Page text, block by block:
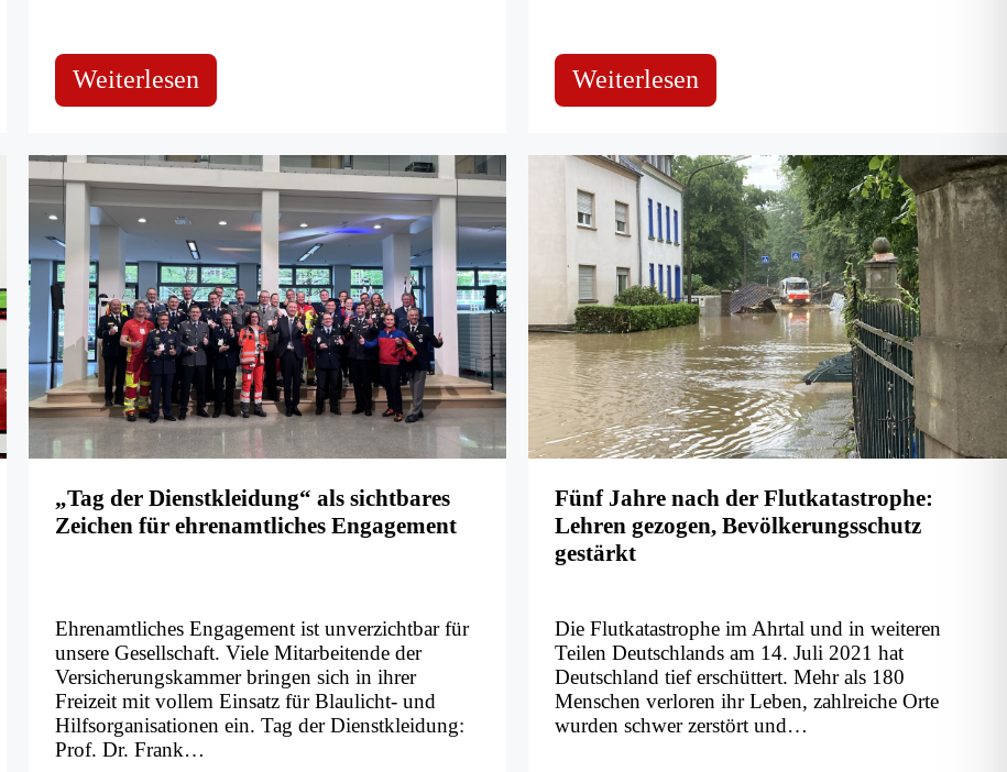
Weiterlesen:
Mehr
nur
Einsätze
Weiterlesen
Standortanalyse-
Geodaten
revolutionieren
Standortplanung
der
Freiwilligen
Feuerwehren
„Tag der Dienstkleidung“ als sichtbares
Zeichen für ehrenamtliches Engagement
Ehrenamtliches Engagement ist unverzichtbar für
unsere Gesellschaft. Viele Mitarbeitende der
Versicherungskammer bringen sich in ihrer
Freizeit mit vollem Einsatz für Blaulicht- und
Hilfsorganisationen ein. Tag der Dienstkleidung:
Prof. Dr. Frank…
Fünf Jahre nach der Flutkatastrophe:
Lehren gezogen, Bevölkerungsschutz
gestärkt
Die Flutkatastrophe im Ahrtal und in weiteren
Teilen Deutschlands am 14. Juli 2021 hat
Deutschland tief erschüttert. Mehr als 180
Menschen verloren ihr Leben, zahlreiche Orte
wurden schwer zerstört und…